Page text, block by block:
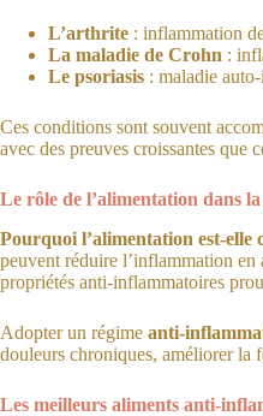
L’arthrite : inflammation
La maladie de Crohn :
Le psoriasis : maladie
Ces conditions sont souvent
avec des preuves croissantes que
Le rôle de l’alimentation dans
Pourquoi l’alimentation est-elle
peuvent réduire l’inflammation en
propriétés anti-inflammatoires
Adopter un régime anti-
douleurs chroniques, améliorer la
Les meilleurs aliments anti-